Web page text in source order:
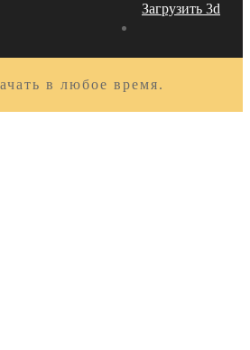
Загрузить 3d
в любое время.